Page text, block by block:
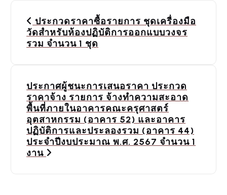
ประกวดราคาซื้อรายการ ชุดเครื่องมือ
วัดสำหรับห้องปฏิบัติการออกแบบวงจร
รวม จำนวน 1 ชุด
ประกาศผู้ชนะการเสนอราคา ประกวด
ราคาจ้าง รายการ จ้างทำความสะอาด
พื้นที่ภายในอาคารคณะครุศาสตร์
อุตสาหกรรม (อาคาร 52) และอาคาร
ปฏิบัติการและประลองรวม (อาคาร 44)
ประจำปีงบประมาณ พ.ศ. 2567 จำนวน 1
งาน